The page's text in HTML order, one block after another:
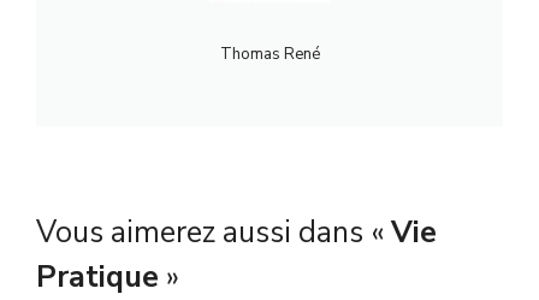
Thomas René
Vous aimerez aussi dans « Vie
Pratique »